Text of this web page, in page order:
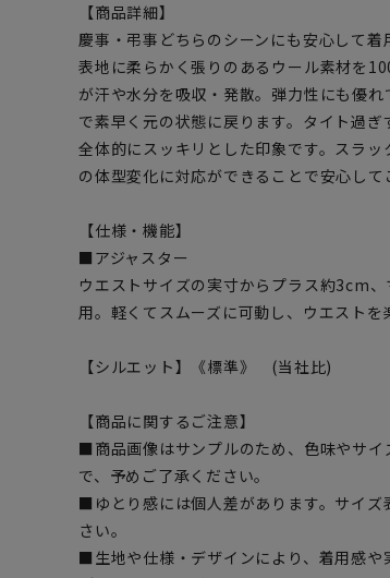
【商品詳細】
慶事・弔事どちらのシーンにも安心して
表地に柔らかく張りのあるウール素材を
が汗や水分を吸収・発散。弾力性にも優
で素早く元の状態に戻ります。タイト過
全体的にスッキリとした印象です。スラ
の体型変化に対応ができることで安心して
【仕様・機能】
■アジャスター
ウエストサイズの実寸からプラス約3cm
用。軽くてスムーズに可動し、ウエストを
【シルエット】《標準》 (当社比)
【商品に関するご注意】
■商品画像はサンプルのため、色味やサ
で、予めご了承ください。
■ゆとり感には個人差があります。サイ
さい。
■生地や仕様・デザインにより、着用感